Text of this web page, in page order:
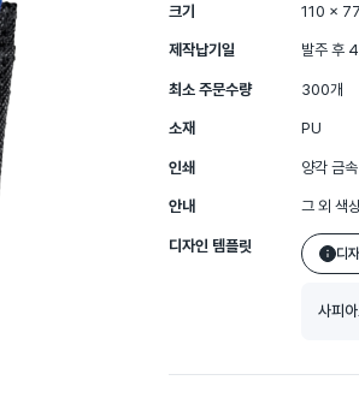
크기 110 ×
제작납기일 발주 후
최소 주문수량 300개
소재 PU
인쇄 양각 금
안내 그 외 색
디자인 템플릿 디